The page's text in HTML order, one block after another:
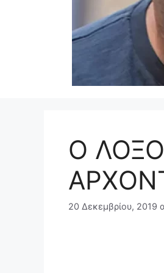
Ο
20 Δεκεμβρίου, 2019